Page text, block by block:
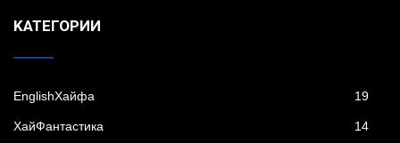
KАТЕГОРИИ
EnglishХайфа 19
XайФантастика 14